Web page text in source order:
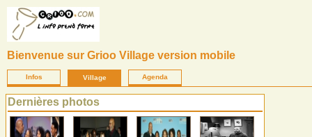
Bienvenue sur Grioo Village version mobile
Infos Village Agenda
Dernières photos